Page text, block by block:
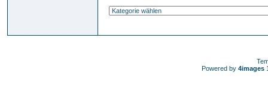
Powered by 4images